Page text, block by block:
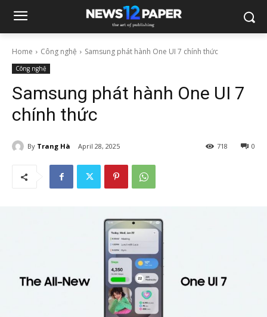
Home Công nghệ Samsung phát hành One UI 7 chính thức
Công nghệ
Samsung phát hành One UI 7
chính thức
By Trang Hà April 28, 2025 0
718